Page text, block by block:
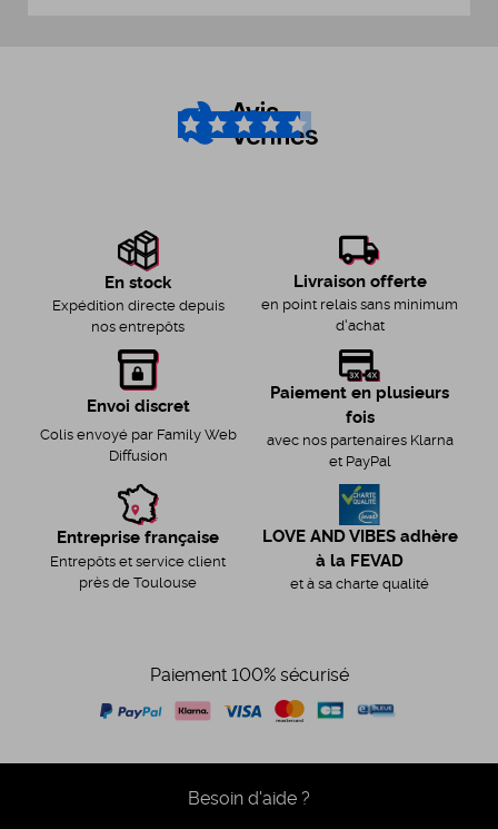
4.6/5
En stock
Expédition directe depuis
nos entrepôts
Livraison offerte
en point relais sans minimum
d'achat
Envoi discret
Colis envoyé par Family Web
Diffusion
Paiement en plusieurs
fois
avec nos partenaires Klarna
et PayPal
Entreprise française
Entrepôts et service client
près de Toulouse
LOVE AND VIBES adhère
à la FEVAD
et à sa charte qualité
Paiement 100% sécurisé
Besoin d'aide ?